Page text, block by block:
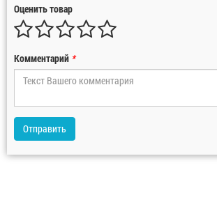
Оценить товар
Комментарий *
Отправить